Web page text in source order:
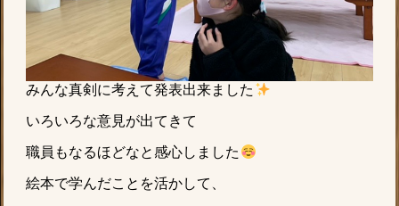
みんな真剣に考えて発表出来ました
いろいろな意見が出てきて
職員もなるほどなと感心しました
絵本で学んだことを活かして、